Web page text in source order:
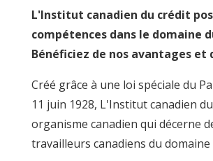
L'Institut canadien du crédit
compétences dans le domaine
Bénéficiez de nos avantages et
Créé grâce à une loi spéciale du
11 juin 1928, L'Institut canadien
organisme canadien qui décerne
travailleurs canadiens du domaine